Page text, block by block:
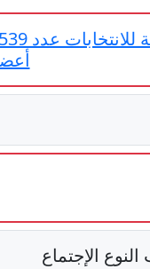
الإجتماع